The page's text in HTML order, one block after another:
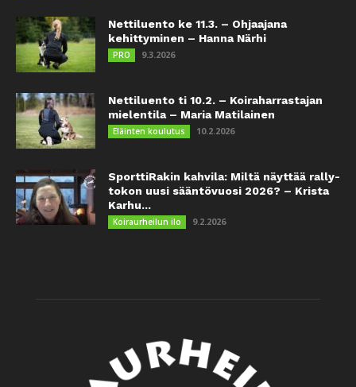
Nettiluento ke 11.3. – Ohjaajana
kehittyminen – Hanna Närhi
PRO 9.3.2026
Nettiluento ti 10.2. – Koiraharrastajan
mielentila – Maria Matilainen
Eläinten koulutus 10.2.2026
SporttiRakin kahvila: Miltä näyttää rally-
tokon uusi sääntövuosi 2026? – Krista
Karhu...
Koiraurheilun ilo 9.2.2026